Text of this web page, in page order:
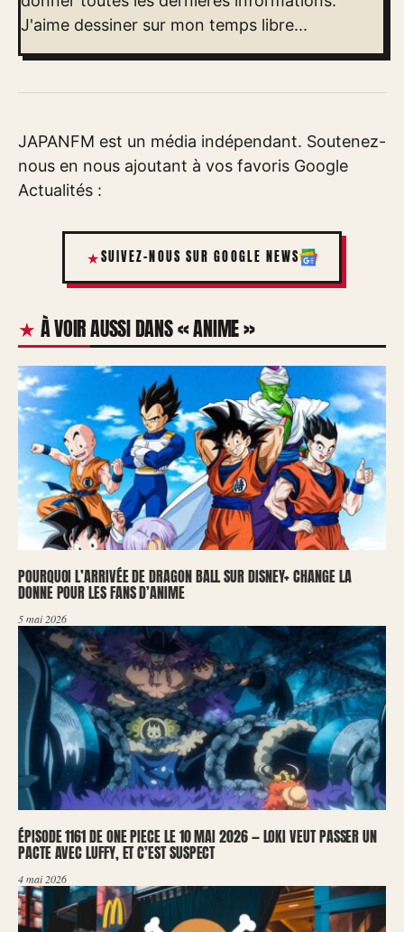
J'aime dessiner sur mon temps libre...
JAPANFM est un média indépendant. Soutenez-
nous en nous ajoutant à vos favoris Google
Actualités :
SUIVEZ-NOUS SUR GOOGLE NEWS
À VOIR AUSSI DANS « ANIME »
POURQUOI L’ARRIVÉE DE DRAGON BALL SUR DISNEY+ CHANGE LA
DONNE POUR LES FANS D’ANIME
5 mai 2026
ÉPISODE 1161 DE ONE PIECE LE 10 MAI 2026 — LOKI VEUT PASSER UN
PACTE AVEC LUFFY, ET C’EST SUSPECT
4 mai 2026